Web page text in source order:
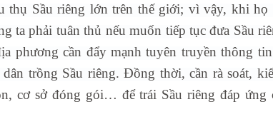
thụ Sầu riêng lớn trên thế giới; vì vậy, khi họ
ta phải tuân thủ nếu muốn tiếp tục đưa Sầu
phương cần đẩy mạnh tuyên truyền thông
trồng Sầu riêng. Đồng thời, cần rà soát,
cơ sở đóng gói… để trái Sầu riêng đáp ứng